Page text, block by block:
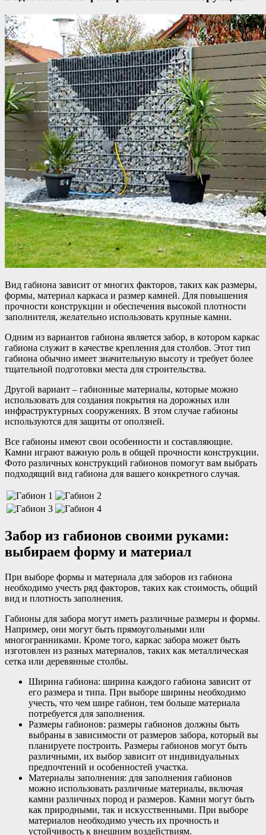
Вид габиона зависит от многих факторов, таких как размеры,
формы, материал каркаса и размер камней. Для повышения
прочности конструкции и обеспечения высокой плотности
заполнителя, желательно использовать крупные камни.
Одним из вариантов габиона является забор, в котором каркас
габиона служит в качестве крепления для столбов. Этот тип
габиона обычно имеет значительную высоту и требует более
тщательной подготовки места для строительства.
Другой вариант – габионные материалы, которые можно
использовать для создания покрытия на дорожных или
инфраструктурных сооружениях. В этом случае габионы
используются для защиты от оползней.
Все габионы имеют свои особенности и составляющие.
Камни играют важную роль в общей прочности конструкции.
Фото различных конструкций габионов помогут вам выбрать
подходящий вид габиона для вашего конкретного случая.
Забор из габионов своими руками:
выбираем форму и материал
При выборе формы и материала для заборов из габиона
необходимо учесть ряд факторов, таких как стоимость, общий
вид и плотность заполнения.
Габионы для забора могут иметь различные размеры и формы.
Например, они могут быть прямоугольными или
многогранниками. Кроме того, каркас забора может быть
изготовлен из разных материалов, таких как металлическая
сетка или деревянные столбы.
Ширина габиона: ширина каждого габиона зависит от
его размера и типа. При выборе ширины необходимо
учесть, что чем шире габион, тем больше материала
потребуется для заполнения.
Размеры габионов: размеры габионов должны быть
выбраны в зависимости от размеров забора, который вы
планируете построить. Размеры габионов могут быть
различными, их выбор зависит от индивидуальных
предпочтений и особенностей участка.
Материалы заполнения: для заполнения габионов
можно использовать различные материалы, включая
камни различных пород и размеров. Камни могут быть
как природными, так и искусственными. При выборе
материалов необходимо учесть их прочность и
устойчивость к внешним воздействиям.